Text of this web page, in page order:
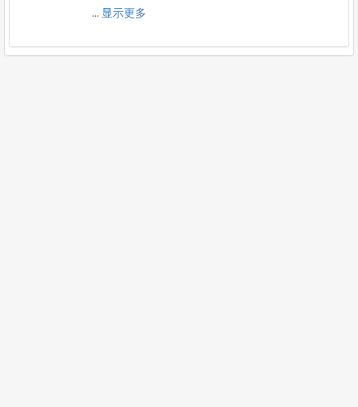
... 显示更多